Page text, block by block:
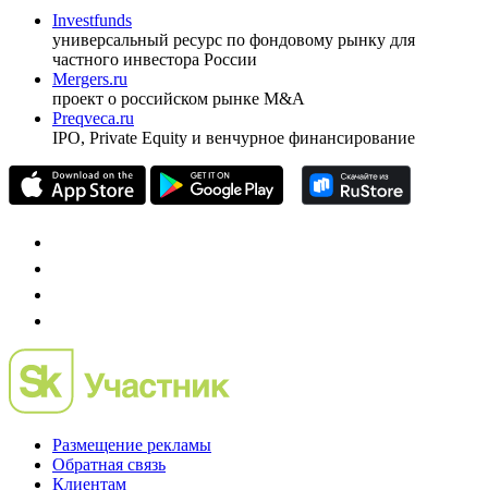
Investfunds
универсальный ресурс по фондовому рынку для
частного инвестора России
Mergers.ru
проект о российском рынке M&A
Preqveca.ru
IPO, Private Equity и венчурное финансирование
Размещение рекламы
Обратная связь
Клиентам